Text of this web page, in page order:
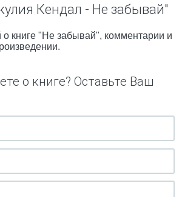
Кендал - Не забывай"
книге "Не забывай", комментарии и
о книге? Оставьте Ваш